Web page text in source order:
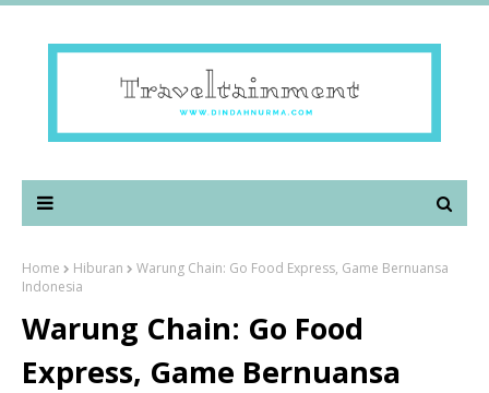
Home Hiburan
Warung Chain: Go Food Express, Game Bernuansa
Indonesia
Warung Chain: Go Food
Express, Game Bernuansa